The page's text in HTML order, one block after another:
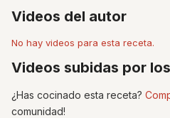
Videos del autor
No hay videos para esta receta.
Videos subidas por
¿Has cocinado esta receta?
comunidad!